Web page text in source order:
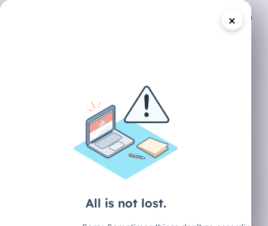
×
Baut euer
Unternehmen um
AI. Nicht AI als
Feature.